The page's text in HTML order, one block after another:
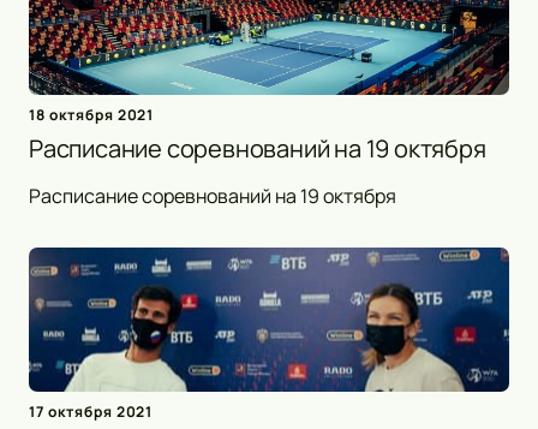
18 октября 2021
Расписание соревнований на 19 октября
Расписание соревнований на 19 октября
17 октября 2021